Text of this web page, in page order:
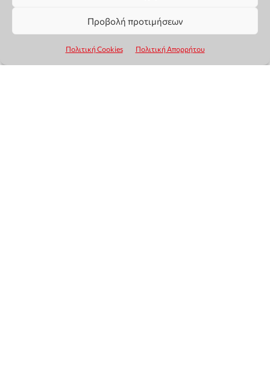
Προβολή προτιμήσεων
Πολιτική Cookies Πολιτική Απορρήτου